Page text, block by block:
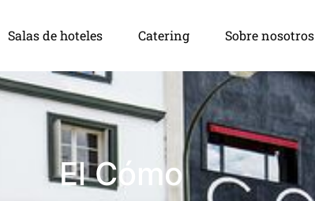
Salas de hoteles Catering Sobre nosotros
El Cómo